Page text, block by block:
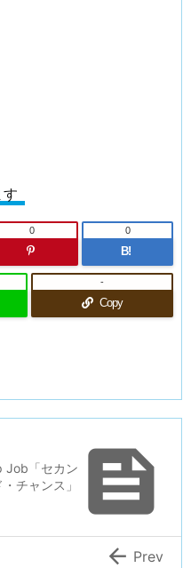
0
B!
0
Copy
-

Job「セカン
・チャンス」
 Prev